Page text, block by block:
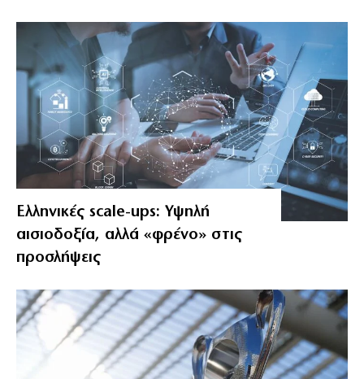
Ελληνικές scale-ups: Υψηλή
αισιοδοξία, αλλά «φρένο» στις
προσλήψεις